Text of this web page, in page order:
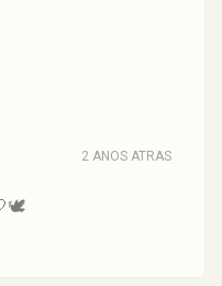
2 ANOS ATRAS